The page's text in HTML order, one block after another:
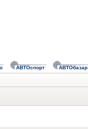
АВТОспорт АВТОбазар